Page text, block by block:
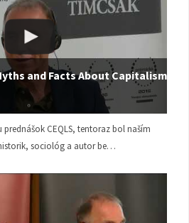
and Facts About Capitalism |
CEQLS, tentoraz bol naším
sociológ a autor be…